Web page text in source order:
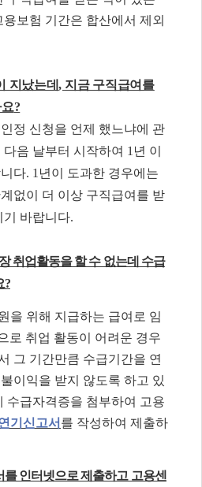
보험 기간은 합산에서 제외
지났는데, 지금 구직급여를
?
정 신청을 언제 했느냐에 관
음 날부터 시작하여 1년 이
다. 1년이 도과한 경우에는
없이 더 이상 구직급여를 받
기 바랍니다.
취업활동을 할 수 없는데 수급
?
을 위해 지급하는 급여로 임
로 취업 활동이 어려운 경우
그 기간만큼 수급기간을 연
이익을 받지 않도록 하고 있
수급자격증을 첨부하여 고용
기신고서 를 작성하여 제출하
인터넷으로 제출하고 고용센